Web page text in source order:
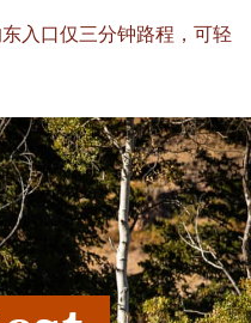
入口仅三分钟路程，可轻